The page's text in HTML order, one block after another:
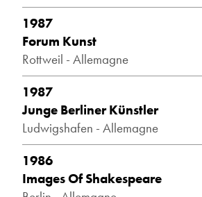
1987
Forum Kunst
Rottweil - Allemagne
1987
Junge Berliner Künstler
Ludwigshafen - Allemagne
1986
Images Of Shakespeare